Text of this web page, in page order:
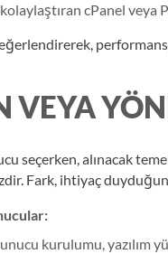
cPanel veya
VEYA
seçerken, alınacak
Fark, ihtiyaç
kurulumu,